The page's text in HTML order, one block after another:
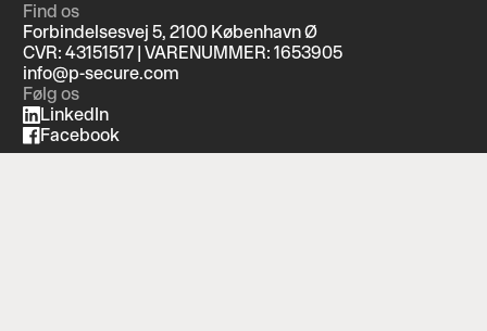
Find os
Forbindelsesvej 5, 2100 København Ø
CVR: 43151517 | VARENUMMER: 1653905
info@p-secure.com
Følg os
LinkedIn
Facebook